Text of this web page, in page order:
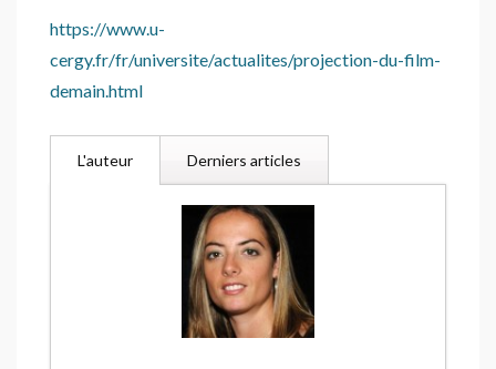
https://www.u-
cergy.fr/fr/universite/actualites/projection-du-film-
demain.html
L'auteur Derniers articles